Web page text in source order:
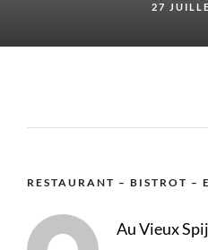
27
RESTAURANT – BISTROT –
Au Vieux